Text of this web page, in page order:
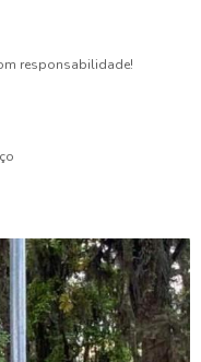
responsabilidade!